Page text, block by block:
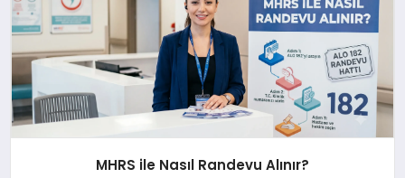
MHRS ile Nasıl Randevu Alınır?